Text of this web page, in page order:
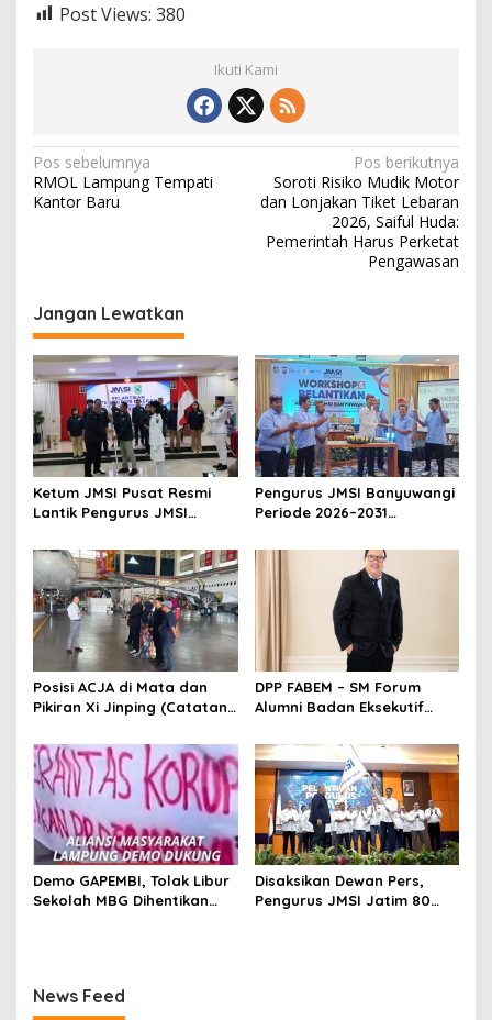
Post Views: 380
Ikuti Kami
N
a
a
s
i
p
o
s
Pos sebelumnya
RMOL Lampung Tempati
Kantor Baru
Pos berikutnya
Soroti Risiko Mudik Motor
dan Lonjakan Tiket Lebaran
2026, Saiful Huda:
Pemerintah Harus Perketat
Pengawasan
Jangan Lewatkan
Ketum JMSI Pusat Resmi
Lantik Pengurus JMSI
Pengurus JMSI Banyuwangi
Periode 2026–2031
Peran Media dalam
Investasi Daerah
Posisi ACJA di Mata dan
Pikiran Xi Jinping (Catatan
DPP FABEM – SM Forum
Alumni Badan Eksekutif
Mahasiswa menyoroti
Ancaman Blackout Jawa-
Bali akibat Krisis Pasokan
Batu Bara & Kerusakan
Pembangkit ( PLTU ) ,
Pemerintah dan PLN
Disorot
Demo GAPEMBI, Tolak Libur
Sekolah MBG Dihentikan
Disaksikan Dewan Pers,
Pengurus JMSI Jatim 80
News Feed